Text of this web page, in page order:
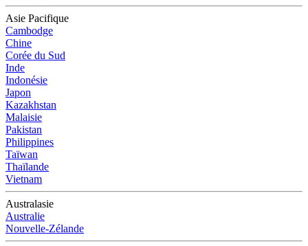
Asie Pacifique
Cambodge
Chine
Corée du Sud
Inde
Indonésie
Japon
Kazakhstan
Malaisie
Pakistan
Philippines
Taïwan
Thaïlande
Vietnam
Australasie
Australie
Nouvelle-Zélande